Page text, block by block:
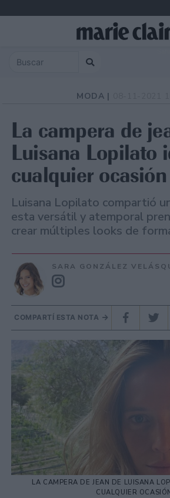
MODA |
La campera de
Luisana Lopilato
cualquier ocasión
Luisana Lopilato compartió
esta versátil y atemporal
crear múltiples looks de
SARA GONZÁLEZ
COMPARTÍ ESTA NOTA
LA CAMPERA DE JEAN DE LUISANA
CUALQUIER